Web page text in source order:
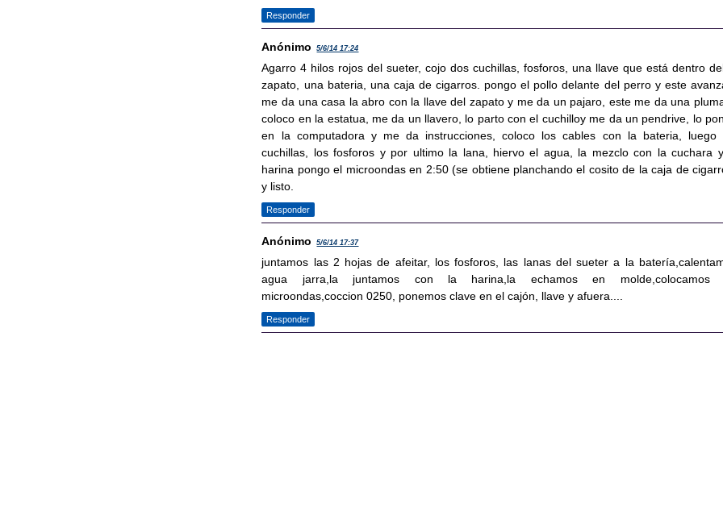
Responder
Anónimo 5/6/14 17:24
Agarro 4 hilos rojos del sueter, cojo dos cuchillas, fosforos, una llave que está dentro
zapato, una bateria, una caja de cigarros. pongo el pollo delante del perro y este
me da una casa la abro con la llave del zapato y me da un pajaro, este me da una
coloco en la estatua, me da un llavero, lo parto con el cuchilloy me da un pendrive, lo
en la computadora y me da instrucciones, coloco los cables con la bateria, luego
cuchillas, los fosforos y por ultimo la lana, hiervo el agua, la mezclo con la cuchara
harina pongo el microondas en 2:50 (se obtiene planchando el cosito de la caja de
y listo.
Responder
Anónimo 5/6/14 17:37
juntamos las 2 hojas de afeitar, los fosforos, las lanas del sueter a la
agua jarra,la juntamos con la harina,la echamos en molde,colocamos
microondas,coccion 0250, ponemos clave en el cajón, llave y afuera....
Responder